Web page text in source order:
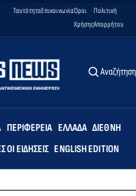
ΤαυτότηταΕπικοινωνίαΌροι
Χρήσης
Πολιτική
Απορρήτου
Αναζήτηση
ΠΕΡΙΦΈΡΕΙΑ ΕΛΛΆΔΑ ΔΙΕΘΝΉ
ΟΙ ΕΙΔΉΣΕΙΣ ENGLISH EDITION